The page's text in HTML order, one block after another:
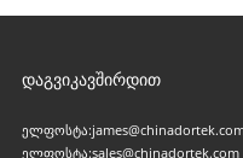
ᲓᲐᲒᲕᲘᲙᲐᲕᲨᲘᲠᲓᲘᲗ
ელფოსტა:
ელფოსტა:sales@chinadortek.com